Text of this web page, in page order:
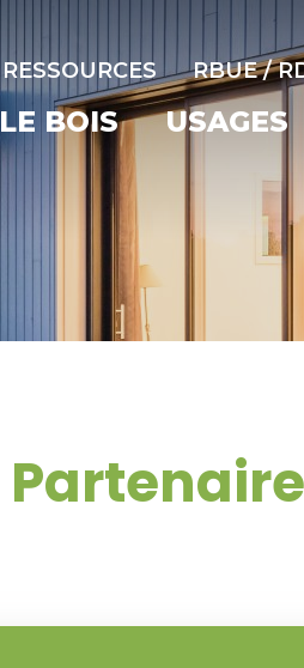
RESSOURCES RBUE /
LE BOIS USAGES